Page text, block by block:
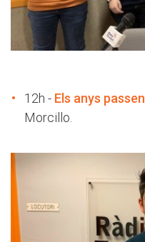
12h - Els anys passen
Morcillo.